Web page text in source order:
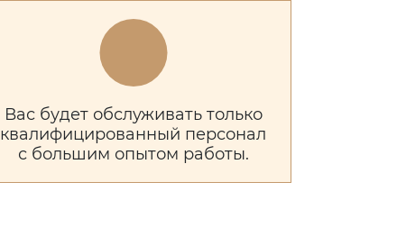
Вас будет обслуживать только
квалифицированный персонал
с большим опытом работы.